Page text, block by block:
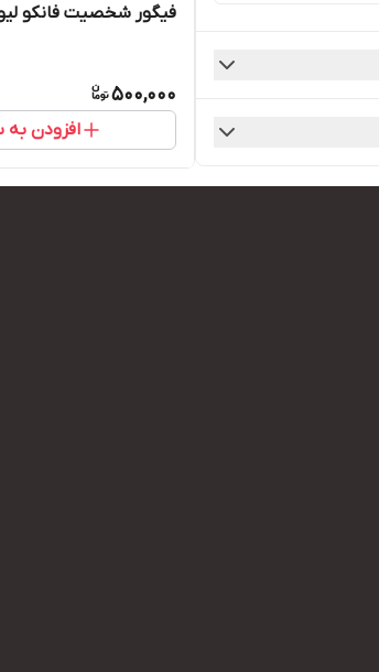
فیگور شخصیت فانکو
500,000
افزودن به